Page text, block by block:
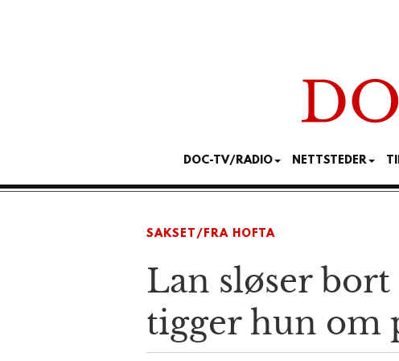
DOC-TV/RADIO NETTSTEDER
SAKSET/FRA HOFTA
Lan sløser
tigger hun om